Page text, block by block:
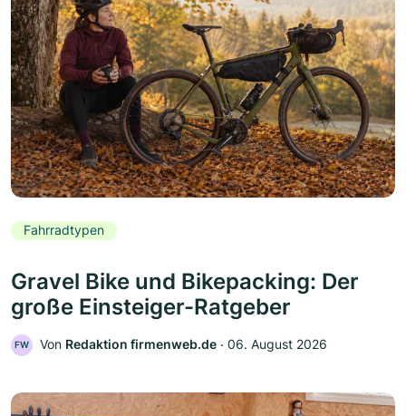
Fahrradtypen
Gravel Bike und Bikepacking: Der
große Einsteiger-Ratgeber
FW Von Redaktion firmenweb.de ‧ 06. August 2026